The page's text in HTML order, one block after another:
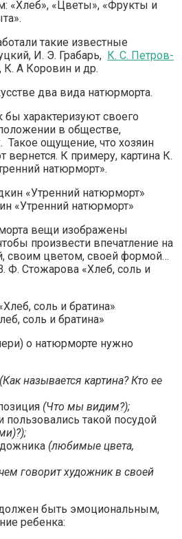
«Хлеб», «Цветы», «Фрукты и
такие известные
И. Э. Грабарь, К. С. Петров-
К. А Коровин и др.
два вида натюрморта.
характеризуют своего
в обществе,
Такое ощущение, что хозяин
К примеру, картина К.
натюрморт».
«Утренний натюрморт»
вещи изображены
произвести впечатление на
своим цветом, своей формой…
Ф. Стожарова «Хлеб, соль и
соль и братина»
о натюрморте нужно
(Как называется картина? Кто ее
(Что мы видим?);
пользовались такой посудой
(любимые цвета,
говорит художник в своей
быть эмоциональным,
ребенка: